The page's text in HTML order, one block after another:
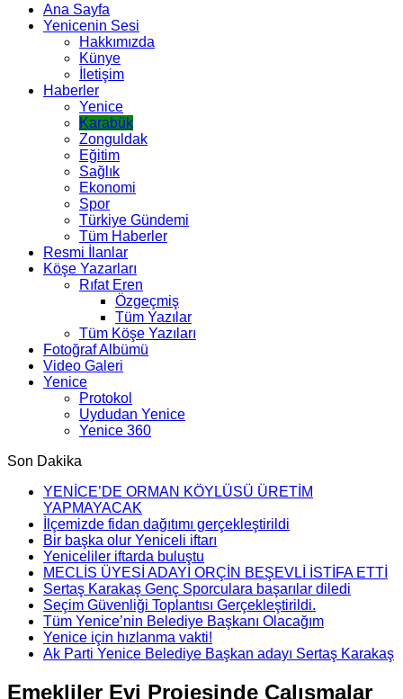
Ana Sayfa
Yenicenin Sesi
Hakkımızda
Künye
İletişim
Haberler
Yenice
Karabük
Zonguldak
Eğitim
Sağlık
Ekonomi
Spor
Türkiye Gündemi
Tüm Haberler
Resmi İlanlar
Köşe Yazarları
Rıfat Eren
Özgeçmiş
Tüm Yazılar
Tüm Köşe Yazıları
Fotoğraf Albümü
Video Galeri
Yenice
Protokol
Uydudan Yenice
Yenice 360
Son Dakika
YENİCE’DE ORMAN KÖYLÜSÜ ÜRETİM
YAPMAYACAK
İlçemizde fidan dağıtımı gerçekleştirildi
Bir başka olur Yeniceli iftarı
Yeniceliler iftarda buluştu
MECLİS ÜYESİ ADAYI ORÇİN BEŞEVLİ İSTİFA ETTİ
Sertaş Karakaş Genç Sporculara başarılar diledi
Seçim Güvenliği Toplantısı Gerçekleştirildi.
Tüm Yenice’nin Belediye Başkanı Olacağım
Yenice için hızlanma vakti!
Ak Parti Yenice Belediye Başkan adayı Sertaş Karakaş
Emekliler Evi Projesinde Çalışmalar